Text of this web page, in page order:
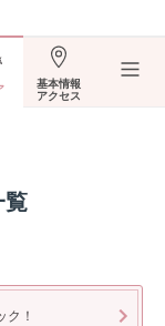
基本情報
アクセス
覧
！